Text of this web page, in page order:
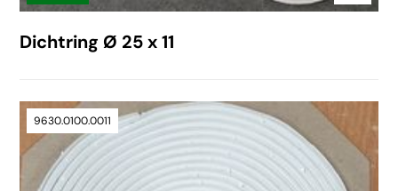
Dichtring Ø 25 x 11
9630.0100.0011